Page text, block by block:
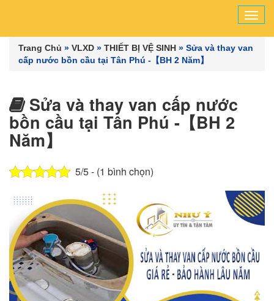
Trang Chủ » VLXD » THIẾT BỊ VỆ SINH » Sửa và thay van
cấp nước bồn cầu tại Tân Phú -【BH 2 Năm】
Sửa và thay van cấp nước
bồn cầu tại Tân Phú -【BH 2
Năm】
5/5 - (1 bình chọn)